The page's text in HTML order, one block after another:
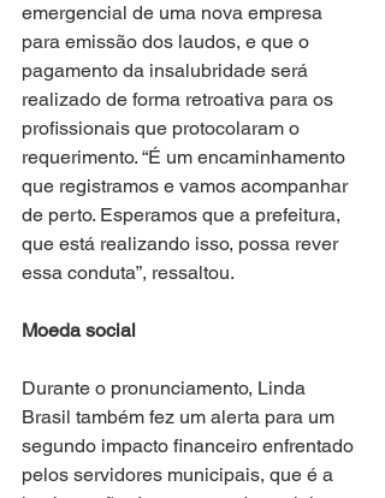
emergencial de uma nova empresa
para emissão dos laudos, e que o
pagamento da insalubridade será
realizado de forma retroativa para os
profissionais que protocolaram o
requerimento. “É um encaminhamento
que registramos e vamos acompanhar
de perto. Esperamos que a prefeitura,
que está realizando isso, possa rever
essa conduta”, ressaltou.
Moeda social
Durante o pronunciamento, Linda
Brasil também fez um alerta para um
segundo impacto financeiro enfrentado
pelos servidores municipais, que é a